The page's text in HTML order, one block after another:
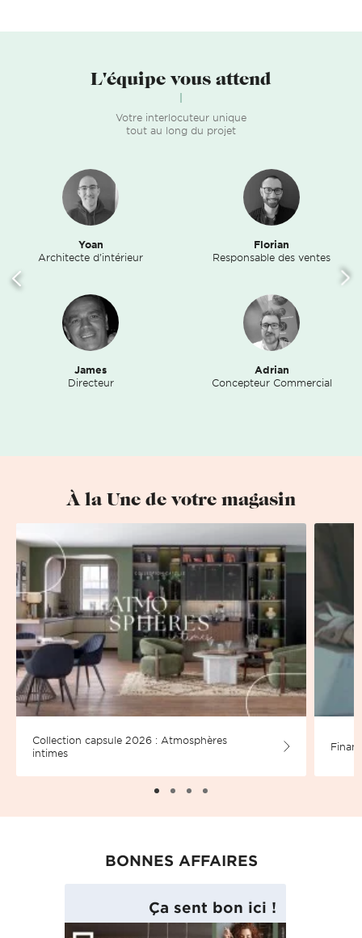
L'équipe vous attend
Votre interlocuteur unique
tout au long du projet
Yoan
Architecte d'intérieur
James
Directeur
Florian
Responsable des ventes
Adrian
Concepteur Commercial
À la Une de votre magasin
Collection capsule 2026 : Atmosphères
intimes
BONNES AFFAIRES
Ça sent bon ici !